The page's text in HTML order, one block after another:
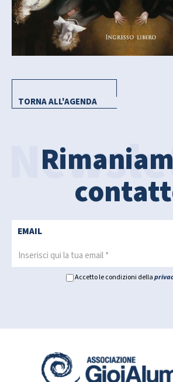
TORNA ALL'AGENDA
EMAIL
Accetto le condizioni della